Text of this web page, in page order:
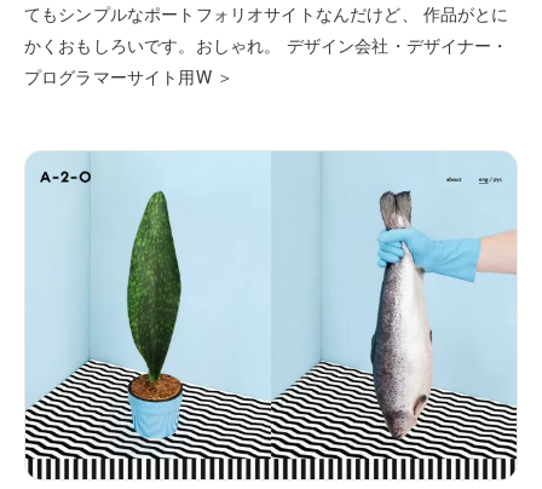
てもシンプルなポートフォリオサイトなんだけど、 作品がとに
かくおもしろいです。おしゃれ。 デザイン会社・デザイナー・
プログラマーサイト用W ＞